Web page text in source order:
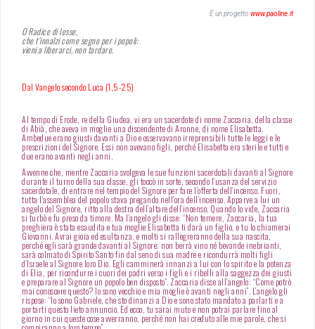
È un progetto www.paoline.it
O Radice di Iesse,
che t’innalzi come segno per i popoli:
vieni a liberarci, non tardare.
Dal Vangelo secondo Luca (1,5-25)
Al tempo di Erode, re della Giudea, vi era un sacerdote di nome Zaccaria, della classe
di Abià, che aveva in moglie una discendente di Aronne, di nome Elisabetta.
Ambedue erano giusti davanti a Dio e osservavano irreprensibili tutte le leggi e le
prescrizioni del Signore. Essi non avevano figli, perché Elisabetta era sterile e tutti e
due erano avanti negli anni.
Avvenne che, mentre Zaccaria svolgeva le sue funzioni sacerdotali davanti al Signore
durante il turno della sua classe, gli toccò in sorte, secondo l’usanza del servizio
sacerdotale, di entrare nel tempio del Signore per fare l’offerta dell’incenso. Fuori,
tutta l’assemblea del popolo stava pregando nell’ora dell’incenso. Apparve a lui un
angelo del Signore, ritto alla destra dell’altare dell’incenso. Quando lo vide, Zaccaria
si turbò e fu preso da timore. Ma l’angelo gli disse: “Non temere, Zaccaria, la tua
preghiera è stata esaudita e tua moglie Elisabetta ti darà un figlio, e tu lo chiamerai
Giovanni. Avrai gioia ed esultanza, e molti si rallegreranno della sua nascita,
perché egli sarà grande davanti al Signore; non berrà vino né bevande inebrianti,
sarà colmato di Spirito Santo fin dal seno di sua madre e ricondurrà molti figli
d’Israele al Signore loro Dio. Egli camminerà innanzi a lui con lo spirito e la potenza
di Elia, per ricondurre i cuori dei padri verso i figli e i ribelli alla saggezza dei giusti
e preparare al Signore un popolo ben disposto”. Zaccaria disse all’angelo: “Come potrò
mai conoscere questo? Io sono vecchio e mia moglie è avanti negli anni”. L’angelo gli
rispose: “Io sono Gabriele, che sto dinanzi a Dio e sono stato mandato a parlarti e a
portarti questo lieto annuncio. Ed ecco, tu sarai muto e non potrai parlare fino al
giorno in cui queste cose avverranno, perché non hai creduto alle mie parole, che si